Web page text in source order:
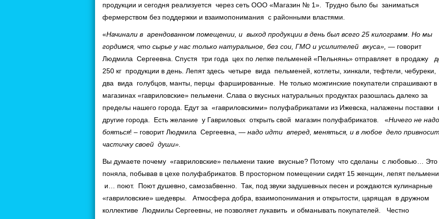
продукции и сегодня реализуется через сеть ООО «Магазин № 1». Трудно было бы заниматься
фермерством без поддержки и взаимопонимания с районными властями.
«Начинали в арендованном помещении, и выход продукции в день был всего 25 килограмм. Но мы
гордимся, что сырье у нас только натуральное, без сои, ГМО и усилителей вкуса», — говорит
Людмила Сергеевна. Спустя три года цех по лепке пельменей «Пельнянь» отправляет в продажу
250 кг продукции в день. Лепят здесь четыре вида пельменей, котлеты, хинкали, тефтели, чебуреки,
два вида голубцов, манты, перцы фаршированные. Не только можгинские покупатели спрашивают в
магазинах «гавриловские» пельмени. Слава о вкусных натуральных продуктах разошлась далеко за
пределы нашего города. Едут за «гавриловскими» полуфабрикатами из Ижевска, налажены поставки
другие города. Есть желание у Гавриловых открыть свой магазин полуфабрикатов. «Ничего не надо
бояться! – говорит Людмила Сергеевна, — надо идти вперед, меняться, и в любое дело
частичку своей души».
Вы думаете почему «гавриловские» пельмени такие вкусные? Потому что сделаны с любовью… Это
поняла, побывав в цехе полуфабрикатов. В просторном помещении сидят 15 женщин, лепят пельмени
и… поют. Поют душевно, самозабвенно. Так, под звуки задушевных песен и рождаются кулинарные
«гавриловские» шедевры. Атмосфера добра, взаимопонимания и открытости, царящая в дружном
коллективе Людмилы Сергеевны, не позволяет лукавить и обманывать покупателей. Честно